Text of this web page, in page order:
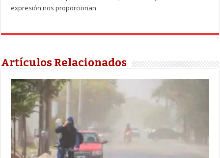
expresión nos proporcionan.
Artículos Relacionados